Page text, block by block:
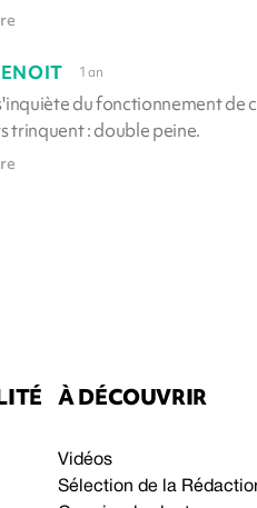
1 an
du fonctionnement de
trinquent : double peine.
À DÉCOUVRIR
Vidéos
Sélection de la